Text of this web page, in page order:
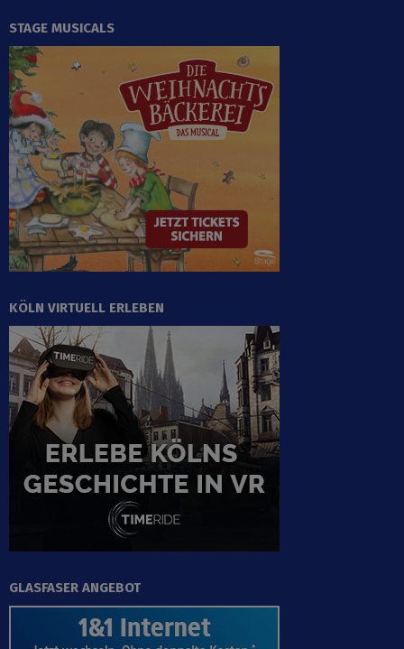
STAGE MUSICALS
KÖLN VIRTUELL ERLEBEN
GLASFASER ANGEBOT